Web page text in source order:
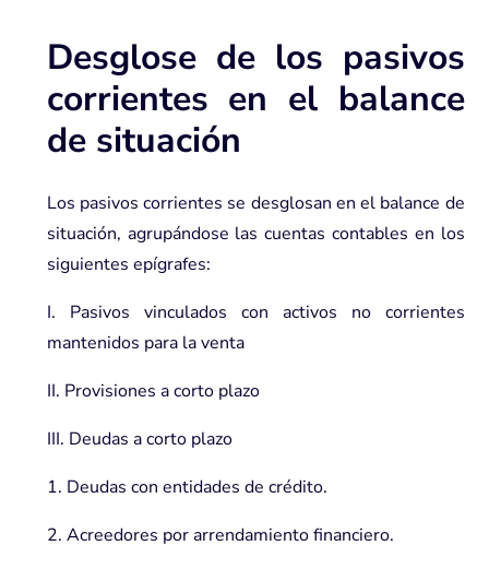
Desglose de los pasivos
corrientes en el balance
de situación
Los pasivos corrientes se desglosan en el balance de
situación, agrupándose las cuentas contables en los
siguientes epígrafes:
I. Pasivos vinculados con activos no corrientes
mantenidos para la venta
II. Provisiones a corto plazo
III. Deudas a corto plazo
1. Deudas con entidades de crédito.
2. Acreedores por arrendamiento financiero.